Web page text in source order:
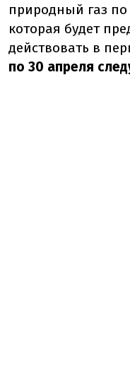
природный газ
которая будет
действовать в
по 30 апреля